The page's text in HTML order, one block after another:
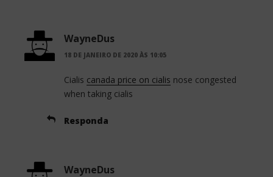
WayneDus
18 DE JANEIRO DE 2020 ÀS 10:05
Cialis canada price on cialis nose congested
when taking cialis
Responda
WayneDus